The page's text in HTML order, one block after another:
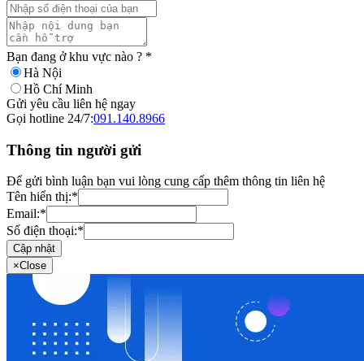
Bạn đang ở khu vực nào ? *
Hà Nội
Hồ Chí Minh
Gửi yêu cầu liên hệ ngay
Gọi hotline 24/7:091.140.8966
Thông tin người gửi
Để gửi bình luận bạn vui lòng cung cấp thêm thông tin liên hệ
Tên hiển thị:*
Email:*
Số điện thoại:*
Cập nhật
×Close